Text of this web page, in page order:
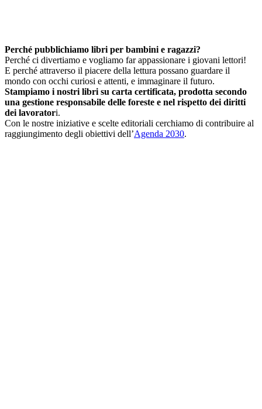
Perché pubblichiamo libri per bambini e ragazzi?
Perché ci divertiamo e vogliamo far appassionare i giovani lettori!
E perché attraverso il piacere della lettura possano guardare il
mondo con occhi curiosi e attenti, e immaginare il futuro.
Stampiamo i nostri libri su carta certificata, prodotta secondo
una gestione responsabile delle foreste e nel rispetto dei diritti
dei lavoratori.
Con le nostre iniziative e scelte editoriali cerchiamo di contribuire al
raggiungimento degli obiettivi dell’Agenda 2030.